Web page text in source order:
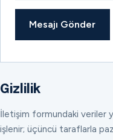
Mesajı Gönder
Gizlilik
İletişim formundaki veriler
işlenir; üçüncü taraflarla